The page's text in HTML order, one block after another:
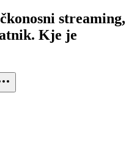
streaming,
Kje je